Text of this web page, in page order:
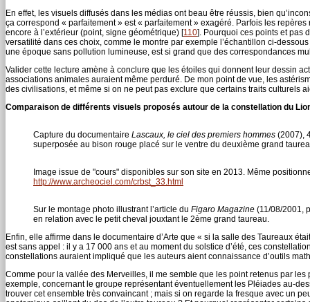
En effet, les visuels diffusés dans les médias ont beau être réussis, bien
ça correspond « parfaitement » est « parfaitement » exagéré. Parfois les
encore à l’extérieur (point, signe géométrique) [110] . Pourquoi ces points et pas
versatilité dans ces choix, comme le montre par exemple l’échantillon ci-
une époque sans pollution lumineuse, est si grand que des correspondances
Valider cette lecture amène à conclure que les étoiles qui donnent leur dessin
associations animales auraient même perduré. De mon point de vue, les
des civilisations, et même si on ne peut pas exclure que certains traits culturels
Comparaison de différents visuels proposés autour de la constellation du
Capture du documentaire Lascaux, le ciel des premiers hommes (2007),
superposée au bison rouge placé sur le ventre du deuxième grand
Image issue de "cours" disponibles sur son site en 2013. Même
http://www.archeociel.com/crbst_33.html
Sur le montage photo illustrant l’article du Figaro Magazine (11/08/2001,
en relation avec le petit cheval jouxtant le 2ème grand taureau.
Enfin, elle affirme dans le documentaire d’Arte que « si la salle des Taureaux
est sans appel : il y a 17 000 ans et au moment du solstice d’été, ces
constellations auraient impliqué que les auteurs aient connaissance d’outils
Comme pour la vallée des Merveilles, il me semble que les point retenus par
exemple, concernant le groupe représentant éventuellement les Pléiades au-
trouver cet ensemble très convaincant ; mais si on regarde la fresque avec un